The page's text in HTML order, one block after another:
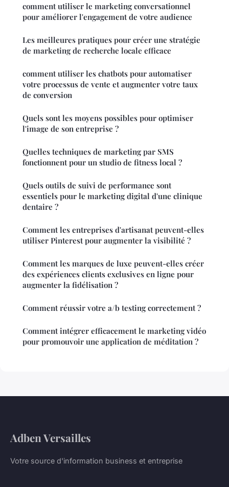
comment utiliser le marketing conversationnel
pour améliorer l'engagement de votre audience
Les meilleures pratiques pour créer une stratégie
de marketing de recherche locale efficace
comment utiliser les chatbots pour automatiser
votre processus de vente et augmenter votre taux
de conversion
Quels sont les moyens possibles pour optimiser
l'image de son entreprise ?
Quelles techniques de marketing par SMS
fonctionnent pour un studio de fitness local ?
Quels outils de suivi de performance sont
essentiels pour le marketing digital d'une clinique
dentaire ?
Comment les entreprises d'artisanat peuvent-elles
utiliser Pinterest pour augmenter la visibilité ?
Comment les marques de luxe peuvent-elles créer
des expériences clients exclusives en ligne pour
augmenter la fidélisation ?
Comment réussir votre a/b testing correctement ?
Comment intégrer efficacement le marketing vidéo
pour promouvoir une application de méditation ?
Adben Versailles
Votre source d'information business et entreprise